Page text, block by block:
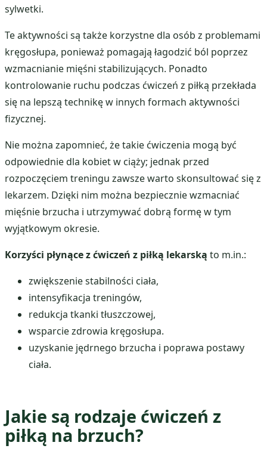
sylwetki.
Te aktywności są także korzystne dla osób z problemami
kręgosłupa, ponieważ pomagają łagodzić ból poprzez
wzmacnianie mięśni stabilizujących. Ponadto
kontrolowanie ruchu podczas ćwiczeń z piłką przekłada
się na lepszą technikę w innych formach aktywności
fizycznej.
Nie można zapomnieć, że takie ćwiczenia mogą być
odpowiednie dla kobiet w ciąży; jednak przed
rozpoczęciem treningu zawsze warto skonsultować się z
lekarzem. Dzięki nim można bezpiecznie wzmacniać
mięśnie brzucha i utrzymywać dobrą formę w tym
wyjątkowym okresie.
Korzyści płynące z ćwiczeń z piłką lekarską to m.in.:
zwiększenie stabilności ciała,
intensyfikacja treningów,
redukcja tkanki tłuszczowej,
wsparcie zdrowia kręgosłupa.
uzyskanie jędrnego brzucha i poprawa postawy
ciała.
Jakie są rodzaje ćwiczeń z
piłką na brzuch?